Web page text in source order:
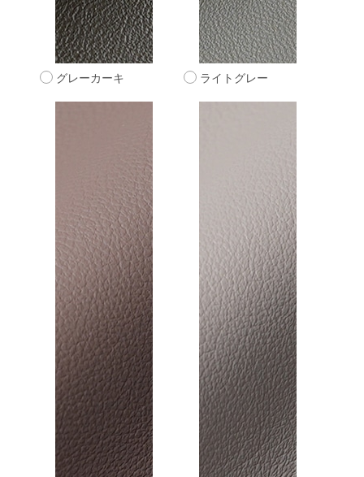
グレーカーキ ライトグレー